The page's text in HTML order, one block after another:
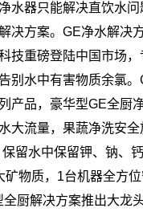
水器只能解决直饮水
决方案。 GE净水解决
技重磅登陆中国市场，
别水中有害物质余氯。
产品，豪华型GE全厨
大流量，果蔬净洗安
留水中保留钾、钠、钙
矿物质， 1台机器全方
全厨解决方案推出大